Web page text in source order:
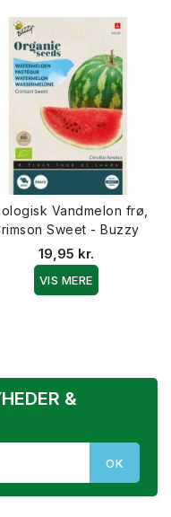
Vandmelon frø,
Sweet - Buzzy
19,95 kr.
VIS MERE
&